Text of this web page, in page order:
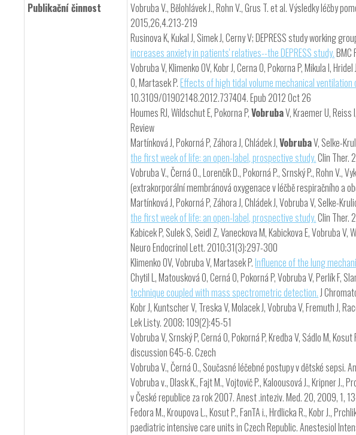
Publikační činnost
Vobruba V., Bělohlávek J., Rohn V., Grus T. et al. Výsledky léčby
2015,26,4.213-219
Rusinova K, Kukal J, Simek J, Cerny V; DEPRESS study working
increases anxiety in patients' relatives--the DEPRESS study.BMC
Vobruba V, Klimenko OV, Kobr J, Cerna O, Pokorna P, Mikula I,
O, Martasek P.Effects of high tidal volume mechanical ventilation
10.3109/01902148.2012.737404. Epub 2012 Oct 26
Houmes RJ, Wildschut E, Pokorna P,VobrubaV, Kraemer U, Reiss
Review
Martínková J, Pokorná P, Záhora J, Chládek J,VobrubaV, Selke-
the first week of life: an open-label, prospective study.Clin Ther.
Vobruba V., Černá O., Lorenčík D., Pokorná P., Srnský P., Rohn V.,
(extrakorporální membránová oxygenace v léčbě respiračního a
Martínková J, Pokorná P, Záhora J, Chládek J, Vobruba V, Selke-
the first week of life: an open-label, prospective study.Clin Ther.
Kabicek P, Sulek S, Seidl Z, Vaneckova M, Kabickova E, Vobruba V,
Neuro Endocrinol Lett. 2010;31(3):297-300
Klimenko OV, Vobruba V, Martasek P.Influence of the lung
Chytil L, Matousková O, Cerná O, Pokorná P, Vobruba V, Perlík F,
technique coupled with mass spectrometric detection.J
Kobr J, Kuntscher V, Treska V, Molacek J, Vobruba V, Fremuth J,
Lek Listy. 2008; 109(2):45-51
Vobruba V, Srnský P, Cerná O, Pokorná P, Kredba V, Sádlo M,
discussion 645-6. Czech
Vobruba V., Černá O., Současné léčebné postupy v dětské sepsi.
Vobruba v., Dlask K., Fajt M., Vojtovič P., Kaloousová J., Kripner J.,
v České republice za rok 2007. Anest .inteziv. Med. 20, 2009, 1,
Fedora M., Kroupova L., Kosut P., FanTA i., Hrdlicka R., Kobr J.,
paediatric intensive care units in Czech Republic. Anestesiol